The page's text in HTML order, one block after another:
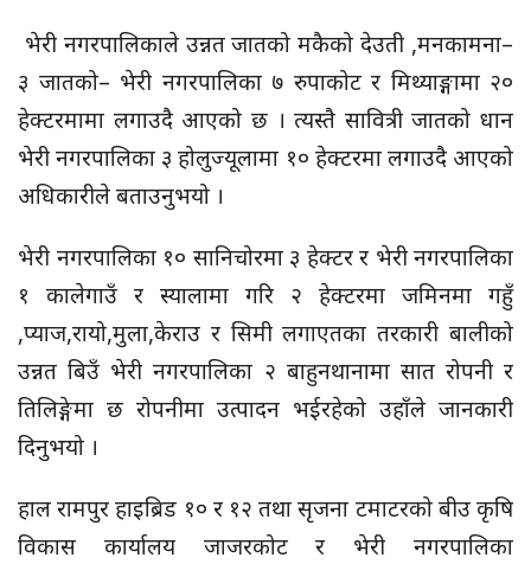
भेरी नगरपालिकाले उन्नत जातको मकैको देउती ,मनकामना–
३ जातको– भेरी नगरपालिका ७ रुपाकोट र मिथ्याङ्गामा २०
हेक्टरमामा लगाउदै आएको छ । त्यस्तै सावित्री जातको धान
भेरी नगरपालिका ३ होलुज्यूलामा १० हेक्टरमा लगाउदै आएको
अधिकारीले बताउनुभयो ।
भेरी नगरपालिका १० सानिचोरमा ३ हेक्टर र भेरी नगरपालिका
१ कालेगाउँ र स्यालामा गरि २ हेक्टरमा जमिनमा गहुँ
,प्याज,रायो,मुला,केराउ र सिमी लगाएतका तरकारी बालीको
उन्नत बिउँ भेरी नगरपालिका २ बाहुनथानामा सात रोपनी र
तिलिङ्गेमा छ रोपनीमा उत्पादन भईरहेको उहाँले जानकारी
दिनुभयो ।
हाल रामपुर हाइब्रिड १० र १२ तथा सृजना टमाटरको बीउ कृषि
विकास कार्यालय जाजरकोट र भेरी नगरपालिका